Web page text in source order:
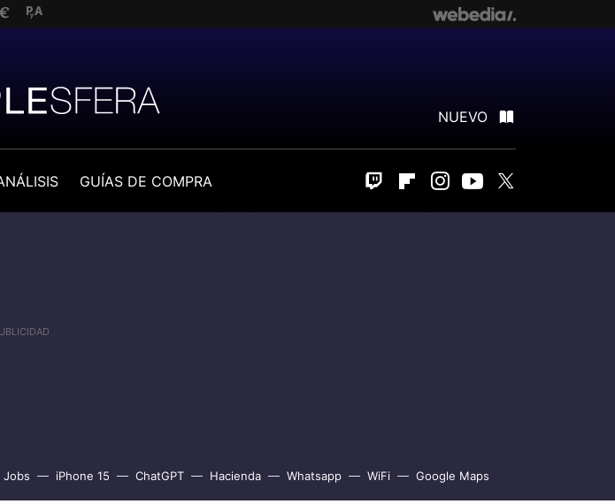
NUEVO
GUÍAS DE COMPRA Twitch FlipboardInstagram
Youtube
Jobs iPhone 15 ChatGPT Hacienda Whatsapp WiFi Google Maps